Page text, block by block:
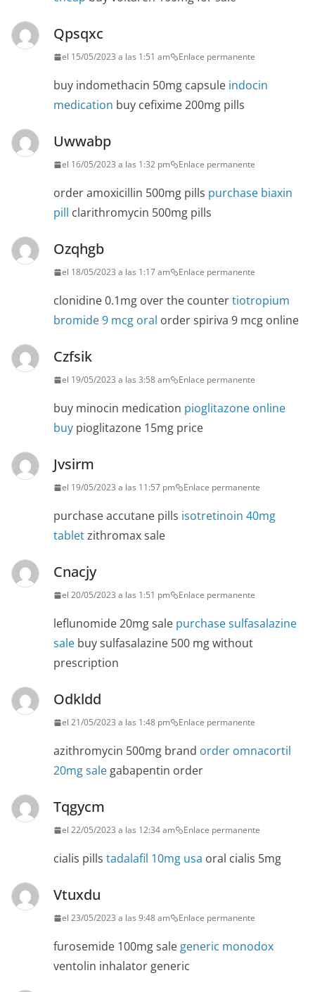
Qpsqxc
el 15/05/2023 a las 1:51 am Enlace permanente
buy indomethacin 50mg capsule indocin
medication buy cefixime 200mg pills
Uwwabp
el 16/05/2023 a las 1:32 pm Enlace permanente
order amoxicillin 500mg pills purchase biaxin
pill clarithromycin 500mg pills
Ozqhgb
el 18/05/2023 a las 1:17 am Enlace permanente
clonidine 0.1mg over the countertiotropium
bromide 9 mcg oral order spiriva 9 mcg online
Czfsik
el 19/05/2023 a las 3:58 am Enlace permanente
buy minocin medication pioglitazone online
buy pioglitazone 15mg price
Jvsirm
el 19/05/2023 a las 11:57 pm Enlace permanente
purchase accutane pills isotretinoin 40mg
tabletzithromax sale
Cnacjy
el 20/05/2023 a las 1:51 pm Enlace permanente
leflunomide 20mg sale purchase sulfasalazine
sale buy sulfasalazine 500 mg without
prescription
Odkldd
el 21/05/2023 a las 1:48 pm Enlace permanente
azithromycin 500mg brand order omnacortil
20mg sale gabapentin order
Tqgycm
el 22/05/2023 a las 12:34 am Enlace permanente
cialis pills tadalafil 10mg usa oral cialis 5mg
Vtuxdu
el 23/05/2023 a las 9:48 am Enlace permanente
furosemide 100mg sale generic monodox
ventolin inhalator generic